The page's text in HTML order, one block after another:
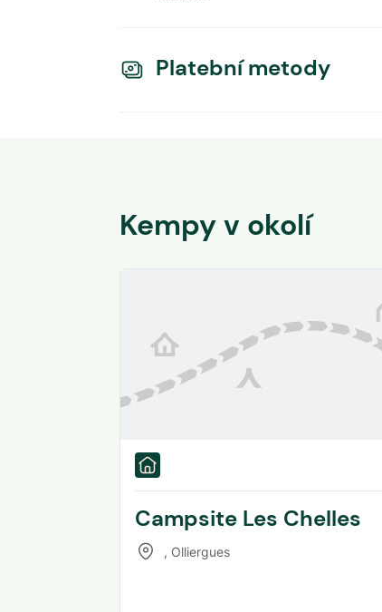
Platební metody
Kempy v okolí
Campsite Les Chelles
, Olliergues